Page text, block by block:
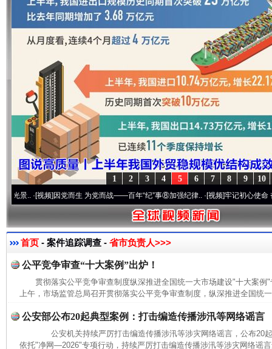
10
9
8
7
6
5
4
3
2
1
·[视频]因党而生 为党而战——百年“纪”事⑧加强纪律..·[视频]牢记初心使命 奋进复
首页 - 案件追踪调查 - 省市负责人>>>
公平竞争审查“十大案例”出炉！
贯彻落实公平竞争审查制度纵深推进全国统一大市场建设"十大
上午，市场监管总局召开贯彻落实公平竞争审查制度，纵深推进全国统
公安部公布20起典型案例：打击编造传播涉汛等网络谣言
公安机关持续严厉打击编造传播涉汛等涉灾网络谣言，公布
依托"净网—2026"专项行动，持续严厉打击编造传播涉汛等涉灾网络谣